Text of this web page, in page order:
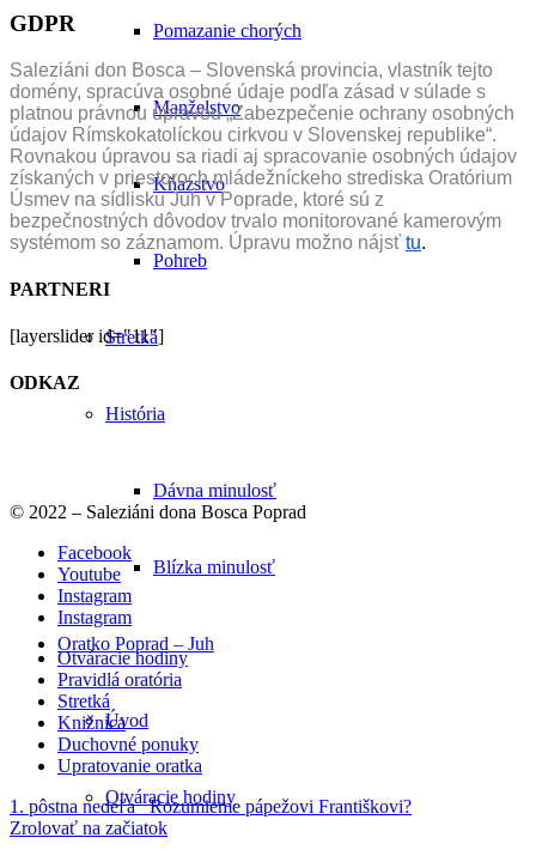
Pomazanie chorých
Manželstvo
Kňazstvo
Pohreb
Stretká
História
Dávna minulosť
Blízka minulosť
Oratko Poprad – Juh
Úvod
Otváracie hodiny
GDPR
Saleziáni don Bosca – Slovenská provincia, vlastník tejto
domény, spracúva osobné údaje podľa zásad v súlade s
platnou právnou úpravou „Zabezpečenie ochrany osobných
údajov Rímskokatolíckou cirkvou v Slovenskej republike“.
Rovnakou úpravou sa riadi aj spracovanie osobných údajov
získaných v priestoroch mládežníckeho strediska Oratórium
Úsmev na sídlisku Juh v Poprade, ktoré sú z
bezpečnostných dôvodov trvalo monitorované kamerovým
systémom so záznamom. Úpravu možno nájsť tu.
PARTNERI
[layerslider id="11"]
ODKAZ
© 2022 – Saleziáni dona Bosca Poprad
Facebook
Youtube
Instagram
Instagram
Otváracie hodiny
Pravidlá oratória
Stretká
Knižnica
Duchovné ponuky
Upratovanie oratka
1. pôstna nedeľa
Rozumieme pápežovi Františkovi?
Zrolovať na začiatok